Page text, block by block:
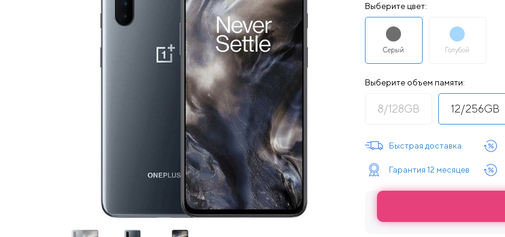
Выберите цвет:
Серый Голубой
Выберите объем памяти:
8/128GB 12/256GB
Быстрая доставка
Гарантия 12 месяцев